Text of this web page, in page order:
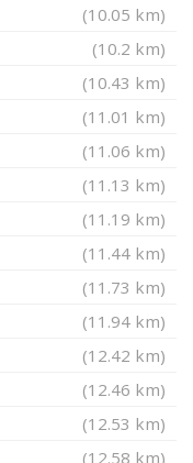
(10.05 km)
(10.2 km)
(10.43 km)
(11.01 km)
(11.06 km)
(11.13 km)
(11.19 km)
(11.44 km)
(11.73 km)
(11.94 km)
(12.42 km)
(12.46 km)
(12.53 km)
(12.58 km)